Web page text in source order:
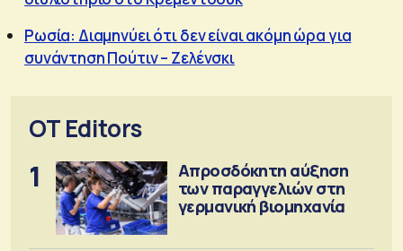
Ρωσία: Διαμηνύει ότι δεν είναι ακόμη ώρα για
συνάντηση Πούτιν – Ζελένσκι
OT Editors
1
Απροσδόκητη αύξηση
των παραγγελιών στη
γερμανική βιομηχανία